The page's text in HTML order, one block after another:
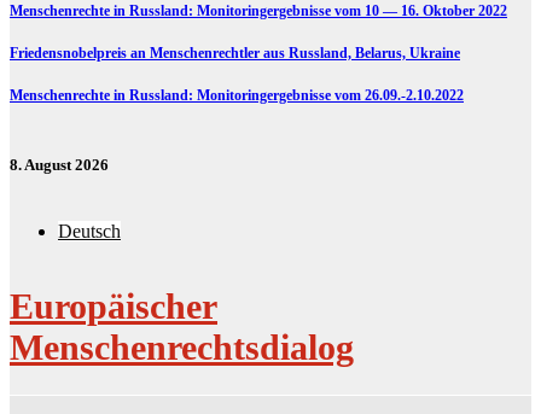
Menschenrechte in Russland: Monitoringergebnisse vom 10 — 16. Oktober 2022
Friedensnobelpreis an Menschenrechtler aus Russland, Belarus, Ukraine
Menschenrechte in Russland: Monitoringergebnisse vom 26.09.-2.10.2022
8. August 2026
Deutsch
Europäischer
Menschenrechtsdialog